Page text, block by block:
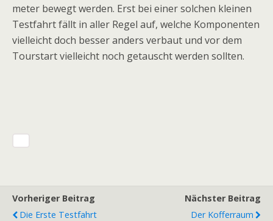
me­ter bewegt wer­den. Erst bei einer sol­chen klei­nen
Test­fahrt fällt in aller Regel auf, wel­che Kom­po­nen­ten
viel­leicht doch bes­ser anders ver­baut und vor dem
Tour­start viel­leicht noch getauscht wer­den sollten.
Vorheriger Beitrag
Die Erste Testfahrt
Nächster Beitrag
Der Kofferraum